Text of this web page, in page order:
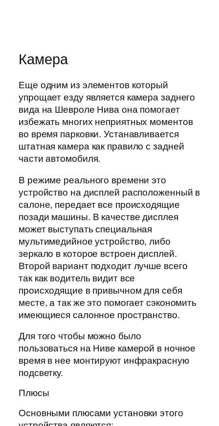
Камера
Еще одним из элементов который
упрощает езду является камера заднего
вида на Шевроле Нива она помогает
избежать многих неприятных моментов
во время парковки. Устанавливается
штатная камера как правило с задней
части автомобиля.
В режиме реального времени это
устройство на дисплей расположенный в
салоне, передает все происходящие
позади машины. В качестве дисплея
может выступать специальная
мультимедийное устройство, либо
зеркало в которое встроен дисплей.
Второй вариант подходит лучше всего
так как водитель видит все
происходящие в привычном для себя
месте, а так же это помогает сэкономить
имеющиеся салонное пространство.
Для того чтобы можно было
пользоваться на Ниве камерой в ночное
время в нее монтируют инфракрасную
подсветку.
Плюсы
Основными плюсами установки этого